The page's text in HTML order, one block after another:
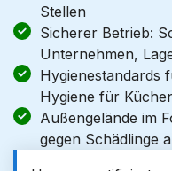
Stellen
Sicherer Betrieb:
Unternehmen,
Hygienestandards
Hygiene für
Außengelände im
gegen Schädlinge